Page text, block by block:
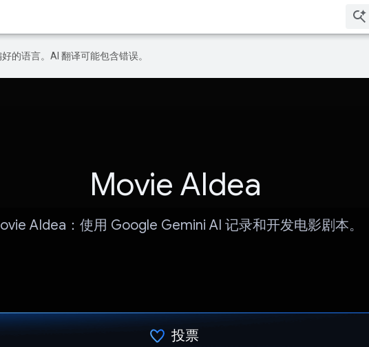
的语言。AI 翻译可能包含错误。
Movie AIdea
AIdea：使用 Google Gemini AI 记录和开发电影剧本。
投票